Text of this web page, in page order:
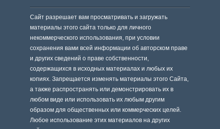
Сайт разрешает вам просматривать и загружать
материалы этого сайта только для личного
некоммерческого использования, при условии
сохранения вами всей информации об авторском праве
и других сведений о праве собственности,
содержащихся в исходных материалах и любых их
копиях. Запрещается изменять материалы этого Сайта,
а также распространять или демонстрировать их в
любом виде или использовать их любым другим
образом для общественных или коммерческих целей.
Любое использование этих материалов на других